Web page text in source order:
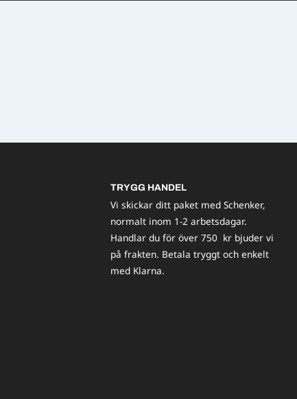
TRYGG HANDEL
Vi skickar ditt paket med Schenker,
normalt inom 1-2 arbetsdagar.
Handlar du för över 750 kr bjuder vi
på frakten. Betala tryggt och enkelt
med Klarna.